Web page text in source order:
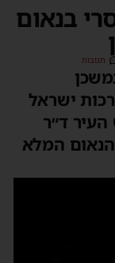
בנאום
תגובות
ישראל
ד״ר
המלא